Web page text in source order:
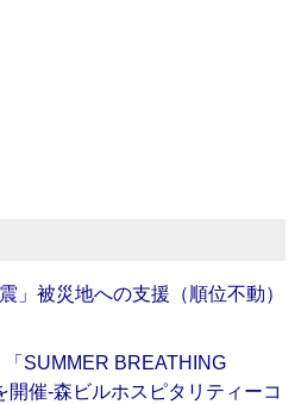
」被災地への支援（順位不動）
「SUMMER BREATHING
開催‐森ビルホスピタリティーコ